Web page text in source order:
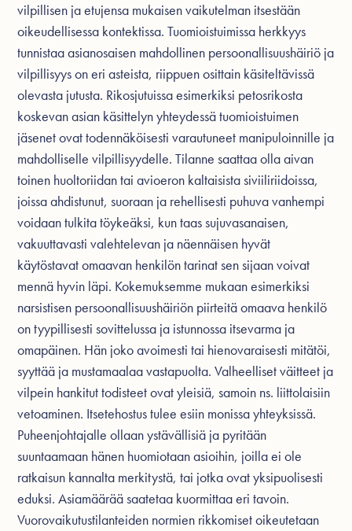
vilpillisen ja etujensa mukaisen vaikutelman itsestään
oikeudellisessa kontektissa. Tuomioistuimissa herkkyys
tunnistaa asianosaisen mahdollinen persoonallisuushäiriö ja
vilpillisyys on eri asteista, riippuen osittain käsiteltävissä
olevasta jutusta. Rikosjutuissa esimerkiksi petosrikosta
koskevan asian käsittelyn yhteydessä tuomioistuimen
jäsenet ovat todennäköisesti varautuneet manipuloinnille ja
mahdolliselle vilpillisyydelle. Tilanne saattaa olla aivan
toinen huoltoriidan tai avioeron kaltaisista siviiliriidoissa,
joissa ahdistunut, suoraan ja rehellisesti puhuva vanhempi
voidaan tulkita töykeäksi, kun taas sujuvasanaisen,
vakuuttavasti valehtelevan ja näennäisen hyvät
käytöstavat omaavan henkilön tarinat sen sijaan voivat
mennä hyvin läpi. Kokemuksemme mukaan esimerkiksi
narsistisen persoonallisuushäiriön piirteitä omaava henkilö
on tyypillisesti sovittelussa ja istunnossa itsevarma ja
omapäinen. Hän joko avoimesti tai hienovaraisesti mitätöi,
syyttää ja mustamaalaa vastapuolta. Valheelliset väitteet ja
vilpein hankitut todisteet ovat yleisiä, samoin ns. liittolaisiin
vetoaminen. Itsetehostus tulee esiin monissa yhteyksissä.
Puheenjohtajalle ollaan ystävällisiä ja pyritään
suuntaamaan hänen huomiotaan asioihin, joilla ei ole
ratkaisun kannalta merkitystä, tai jotka ovat yksipuolisesti
eduksi. Asiamäärää saatetaa kuormittaa eri tavoin.
Vuorovaikutustilanteiden normien rikkomiset oikeutetaan